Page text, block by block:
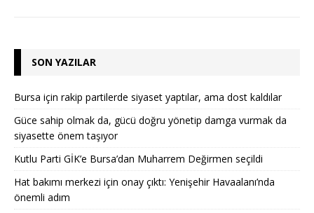
SON YAZILAR
Bursa için rakip partilerde siyaset yaptılar, ama dost kaldılar
Güce sahip olmak da, gücü doğru yönetip damga vurmak da
siyasette önem taşıyor
Kutlu Parti GİK’e Bursa’dan Muharrem Değirmen seçildi
Hat bakımı merkezi için onay çıktı: Yenişehir Havaalanı’nda
önemli adım